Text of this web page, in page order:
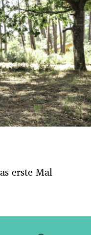
erste Mal